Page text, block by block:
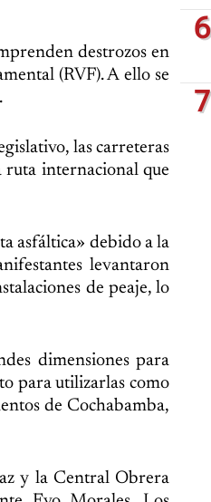
destrozos en
(RVF). A ello se
las carreteras
ruta internacional que
asfáltica» debido a la
levantaron
de peaje, lo
dimensiones para
para utilizarlas como
de Cochabamba,
y la Central Obrera
6
7